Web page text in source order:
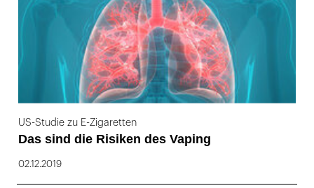
US-Studie zu E-Zigaretten
Das sind die Risiken des Vaping
02.12.2019